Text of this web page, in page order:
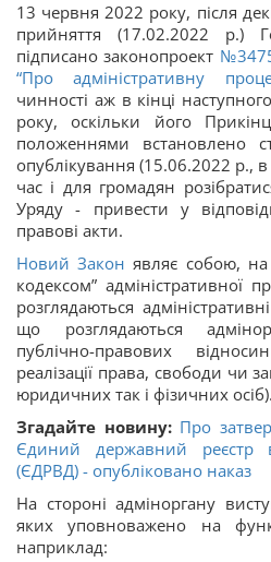
13 червня 2022 року, після
прийняття (17.02.2022 р.)
підписано законопроект
“Про адміністративну
чинності аж в кінці
року, оскільки його
положеннями встановлено
опублікування (15.06.2022 р.,
час і для громадян
Уряду - привести у
правові акти.
Новий Закон являє собою,
кодексом” адміністративної
розглядаються
що розглядаються
публічно-правових
реалізації права, свободи чи
юридичних так і фізичних осіб).
Згадайте новину: Про
Єдиний державний реєстр
(ЄДРВД) - опубліковано наказ
На стороні адміноргану
яких уповноважено на
наприклад: